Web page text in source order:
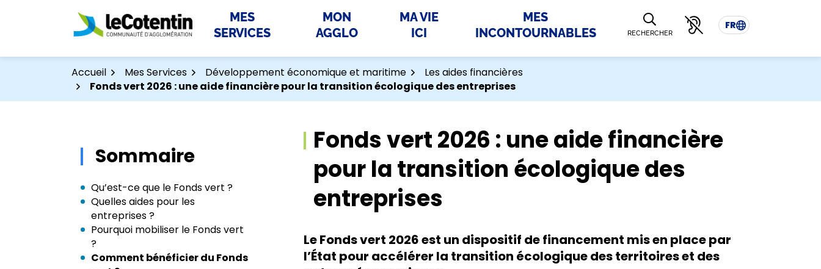
MES
SERVICES
MON
AGGLO
MA VIE
ICI
MES
INCONTOURNABLES
RECHERCHER
FR
Accueil Mes Services Développement économique et maritime
Les aides financières
Fonds vert 2026 : une aide financière pour la transition écologique des entreprises
Sommaire
Qu’est-ce que le Fonds vert ?
Quelles aides pour les
entreprises ?
Pourquoi mobiliser le Fonds vert
?
Comment bénéficier du Fonds
Fonds vert 2026 : une aide financière
pour la transition écologique des
entreprises
Le Fonds vert 2026 est un dispositif de financement mis en place par
l’État pour accélérer la transition écologique des territoires et des